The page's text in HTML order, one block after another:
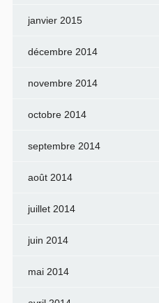
janvier 2015
décembre 2014
novembre 2014
octobre 2014
septembre 2014
août 2014
juillet 2014
juin 2014
mai 2014